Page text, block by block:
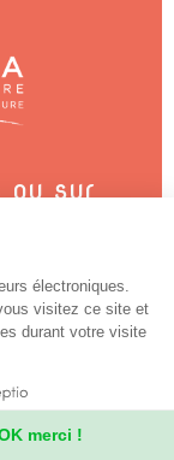
ou sur
voyage ?
électroniques.
visitez ce site et
durant votre visite
merci !